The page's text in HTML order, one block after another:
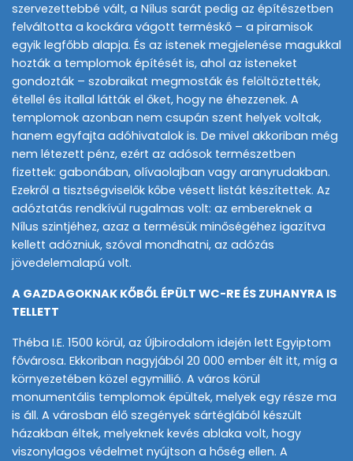
szervezettebbé vált, a Nílus sarát pedig az építészetben
felváltotta a kockára vágott terméskő – a piramisok
egyik legfőbb alapja. És az istenek megjelenése magukkal
hozták a templomok építését is, ahol az isteneket
gondozták – szobraikat megmosták és felöltöztették,
étellel és itallal látták el őket, hogy ne éhezzenek. A
templomok azonban nem csupán szent helyek voltak,
hanem egyfajta adóhivatalok is. De mivel akkoriban még
nem létezett pénz, ezért az adósok természetben
fizettek: gabonában, olívaolajban vagy aranyrudakban.
Ezekről a tisztségviselők kőbe vésett listát készítettek. Az
adóztatás rendkívül rugalmas volt: az embereknek a
Nílus szintjéhez, azaz a termésük minőségéhez igazítva
kellett adózniuk, szóval mondhatni, az adózás
jövedelemalapú volt.
A GAZDAGOKNAK KŐBŐL ÉPÜLT WC-RE ÉS ZUHANYRA IS
TELLETT
Théba I.E. 1500 körül, az Újbirodalom idején lett Egyiptom
fővárosa. Ekkoriban nagyjából 20 000 ember élt itt, míg a
környezetében közel egymillió. A város körül
monumentális templomok épültek, melyek egy része ma
is áll. A városban élő szegények sártéglából készült
házakban éltek, melyeknek kevés ablaka volt, hogy
viszonylagos védelmet nyújtson a hőség ellen. A